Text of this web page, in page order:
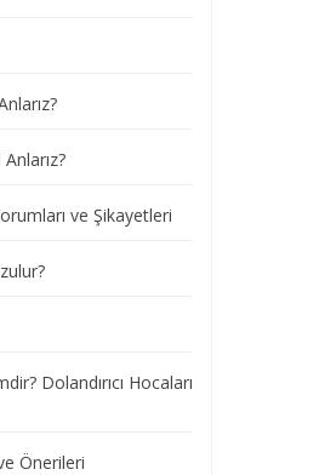
ve Şikayetleri
Dolandırıcı Hocaları
Önerileri